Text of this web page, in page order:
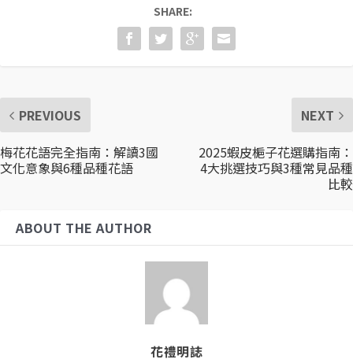
SHARE:
PREVIOUS
梅花花語完全指南：解讀3國
文化意象與6種品種花語
NEXT
2025蝦皮梔子花選購指南：
4大挑選技巧與3種常見品種
比較
ABOUT THE AUTHOR
花禮明誌